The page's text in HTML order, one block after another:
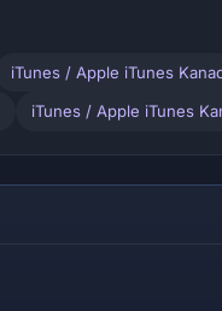
iTunes / Apple iTunes
iTunes / Apple iTunes